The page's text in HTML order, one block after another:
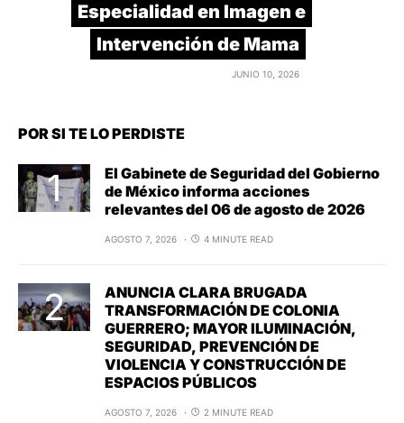
Especialidad en Imagen e
Intervención de Mama
JUNIO 10, 2026
POR SI TE LO PERDISTE
El Gabinete de Seguridad del Gobierno
de México informa acciones
relevantes del 06 de agosto de 2026
AGOSTO 7, 2026 4 MINUTE READ
ANUNCIA CLARA BRUGADA
TRANSFORMACIÓN DE COLONIA
GUERRERO; MAYOR ILUMINACIÓN,
SEGURIDAD, PREVENCIÓN DE
VIOLENCIA Y CONSTRUCCIÓN DE
ESPACIOS PÚBLICOS
AGOSTO 7, 2026 2 MINUTE READ